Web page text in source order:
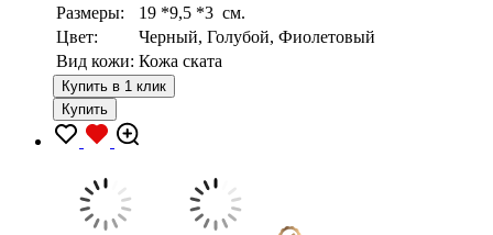
Размеры:
19 *9,5 *3 см.
Цвет:
Черный, Голубой, Фиолетовый
Вид кожи: Кожа ската
Купить в 1 клик
Купить